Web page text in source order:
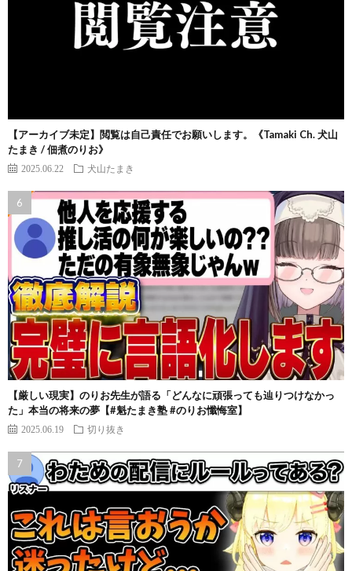
【アーカイブ未定】閲覧は自己責任でお願いします。《Tamaki Ch. 犬山
たまき / 佃煮のりお》
2025.06.22 犬山たまき
【厳しい現実】のりお先生が語る「どんなに頑張っても辿りつけなかっ
た」本当の将来の夢【#魁たまき塾 #のりお懺悔室】
2025.06.19 切り抜き